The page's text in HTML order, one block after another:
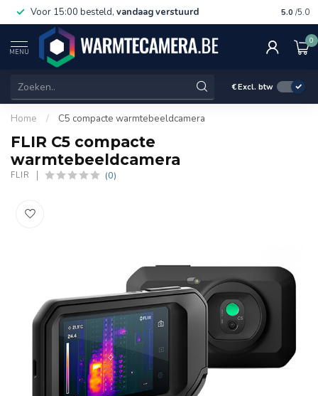
Voor 15:00 besteld, vandaag verstuurd Gratis
5.0 /5.0
MENU
0
€Excl. btw
Home / C5 compacte warmtebeeldcamera
FLIR C5 compacte
warmtebeeldcamera
FLIR (0)